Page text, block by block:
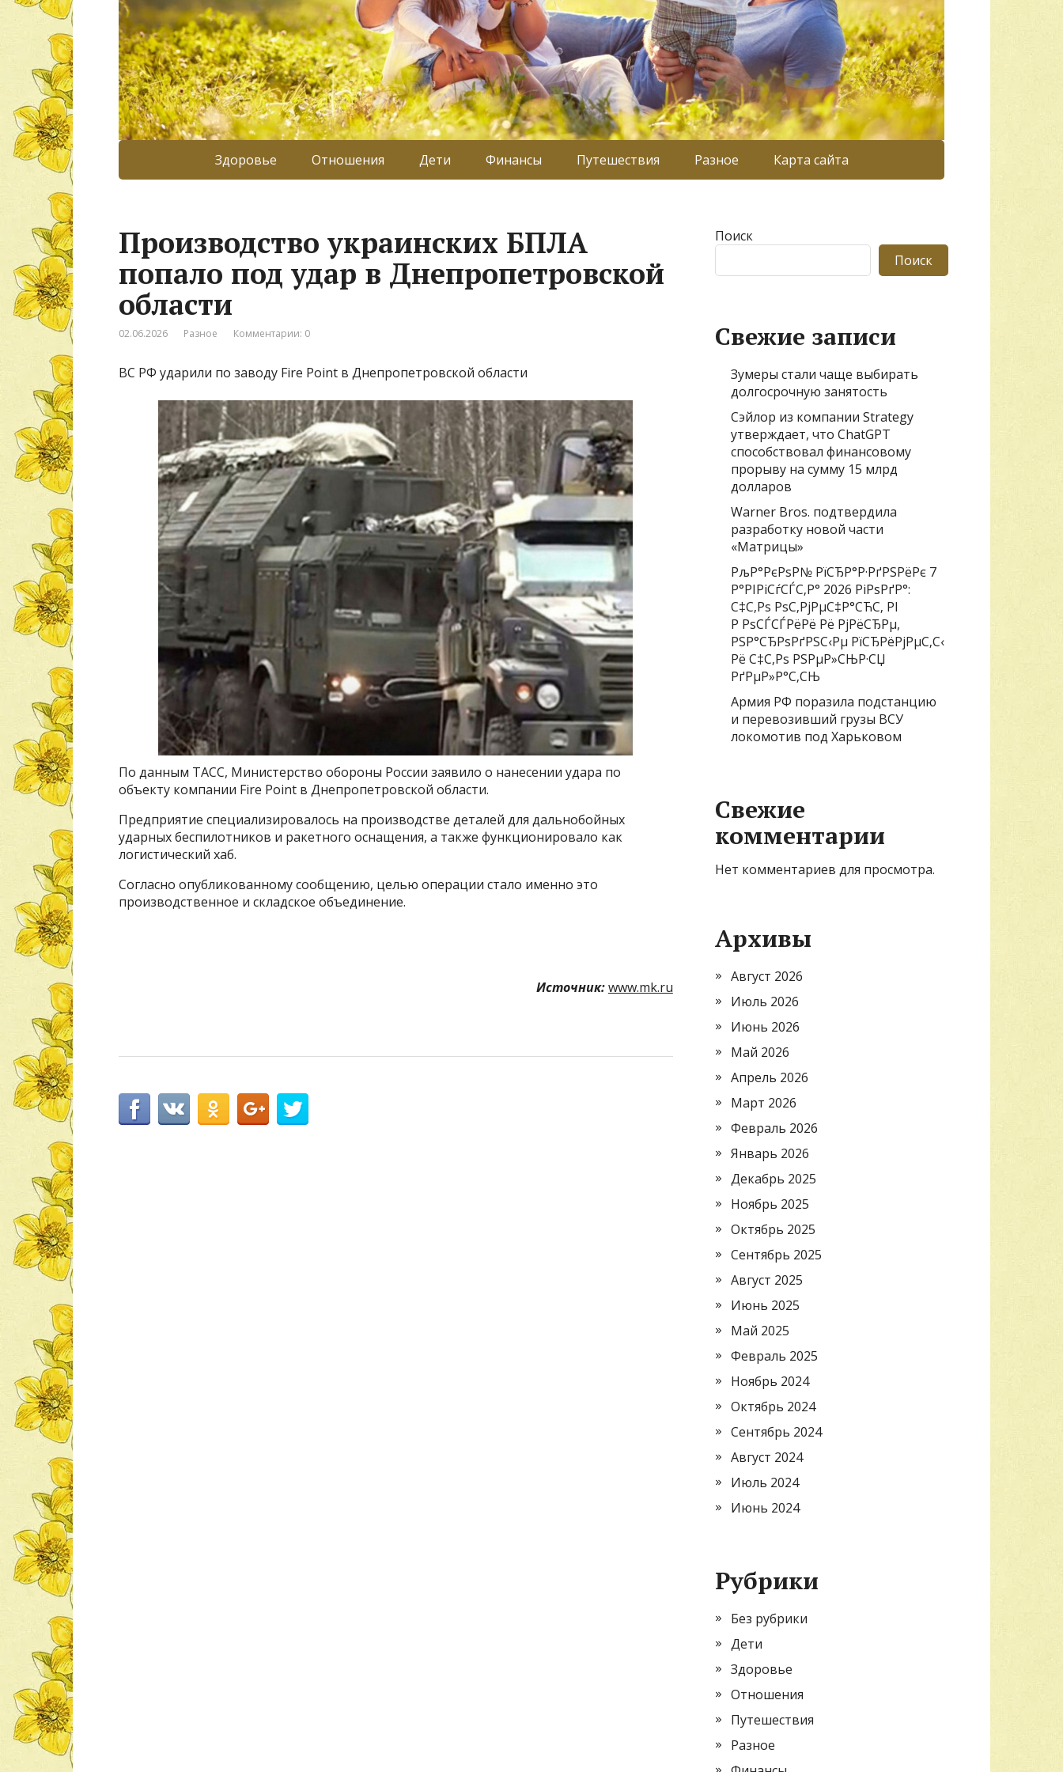
Здоровье Отношения Дети Финансы Путешествия Разное Карта сайта
Производство украинских БПЛА
попало под удар в Днепропетровской
области
02.06.2026 Разное Комментарии: 0
ВС РФ ударили по заводу Fire Point в Днепропетровской области
По данным ТАСС, Министерство обороны России заявило о нанесении удара по
объекту компании Fire Point в Днепропетровской области.
Предприятие специализировалось на производстве деталей для дальнобойных
ударных беспилотников и ракетного оснащения, а также функционировало как
логистический хаб.
Согласно опубликованному сообщению, целью операции стало именно это
производственное и складское объединение.
Источник:www.mk.ru
Поиск
Поиск
Свежие записи
Зумеры стали чаще выбирать
долгосрочную занятость
Сэйлор из компании Strategy
утверждает, что ChatGPT
способствовал финансовому
прорыву на сумму 15 млрд
долларов
Warner Bros. подтвердила
разработку новой части
«Матрицы»
РљР°РєРѕР№ РїСЂР°Р·РґРЅРёРє 7
Р°РІРіСѓСЃС‚Р° 2026 РіРѕРґР°:
С‡С‚Рѕ РѕС‚РјРµС‡Р°СЋС‚ РІ
Р РѕСЃСЃРёРё Рё РјРёСЂРµ,
РЅР°СЂРѕРґРЅС‹Рµ РїСЂРёРјРµС‚С‹
Рё С‡С‚Рѕ РЅРµР»СЊР·СЏ
РґРµР»Р°С‚СЊ
Армия РФ поразила подстанцию
и перевозивший грузы ВСУ
локомотив под Харьковом
Свежие
комментарии
Нет комментариев для просмотра.
Архивы
Август 2026
Июль 2026
Июнь 2026
Май 2026
Апрель 2026
Март 2026
Февраль 2026
Январь 2026
Декабрь 2025
Ноябрь 2025
Октябрь 2025
Сентябрь 2025
Август 2025
Июнь 2025
Май 2025
Февраль 2025
Ноябрь 2024
Октябрь 2024
Сентябрь 2024
Август 2024
Июль 2024
Июнь 2024
Рубрики
Без рубрики
Дети
Здоровье
Отношения
Путешествия
Разное